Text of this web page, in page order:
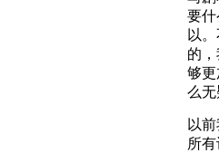
要
以
的
够
么无
以
所